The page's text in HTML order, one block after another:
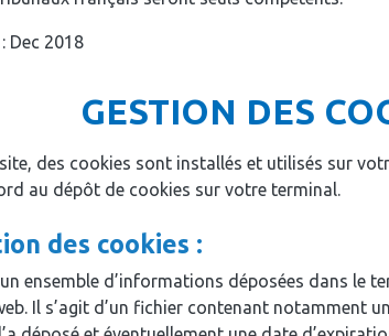
Dec 2018
GESTION DES
des cookies sont installés et utilisés sur
au dépôt de cookies sur votre terminal.
des cookies :
ensemble d’informations déposées dans le
Il s’agit d’un fichier contenant notamment